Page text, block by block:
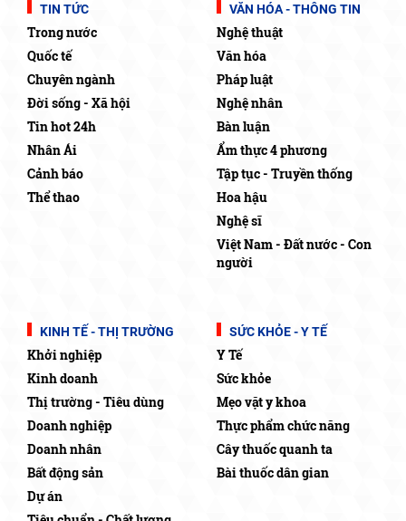
TIN TỨC
Trong nước
Quốc tế
Chuyên ngành
Đời sống - Xã hội
Tin hot 24h
Nhân Ái
Cảnh báo
Thể thao
VĂN HÓA - THÔNG TIN
Nghệ thuật
Văn hóa
Pháp luật
Nghệ nhân
Bàn luận
Ẩm thực 4 phương
Tập tục - Truyền thống
Hoa hậu
Nghệ sĩ
Việt Nam - Đất nước - Con
người
KINH TẾ - THỊ TRƯỜNG
Khởi nghiệp
Kinh doanh
Thị trường - Tiêu dùng
Doanh nghiệp
Doanh nhân
Bất động sản
Dự án
SỨC KHỎE - Y TẾ
Y Tế
Sức khỏe
Mẹo vặt y khoa
Thực phẩm chức năng
Cây thuốc quanh ta
Bài thuốc dân gian